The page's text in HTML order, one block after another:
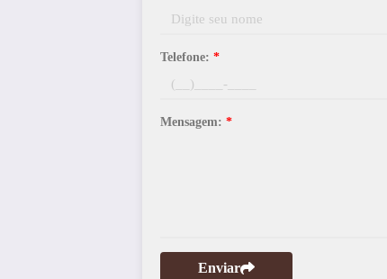
Telefone: *
Mensagem: *
Enviar